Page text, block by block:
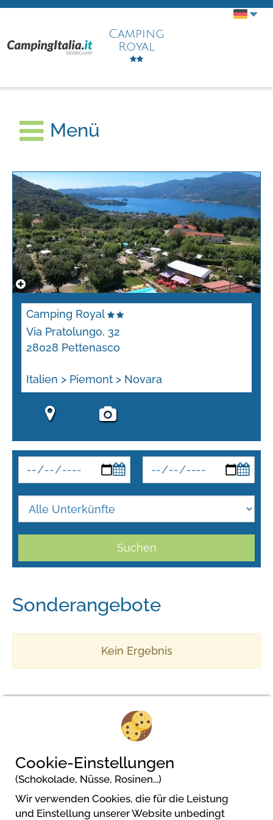
Camping
Royal
Menü
Camping Royal
Via Pratolungo, 32
28028 Pettenasco
Italien > Piemont > Novara
Suchen
Sonderangebote
Kein Ergebnis
Via Pratolungo, 32
28028 Pettenasco
Cookie-Einstellungen
(Schokolade, Nüsse, Rosinen...)
Wir verwenden Cookies, die für die Leistung
und Einstellung unserer Website unbedingt